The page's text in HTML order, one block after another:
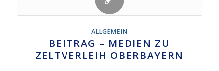
ALLGEMEIN
BEITRAG – MEDIEN ZU
ZELTVERLEIH OBERBAYERN